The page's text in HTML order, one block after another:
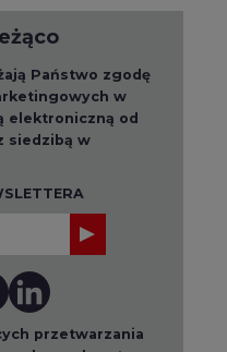
Państwo zgodę
w
elektroniczną od
siedzibą w
przetwarzania